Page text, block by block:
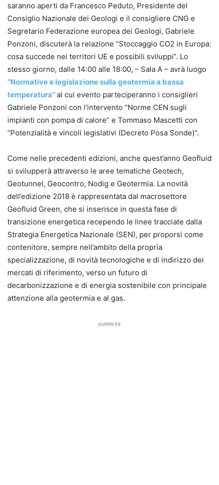
saranno aperti da Francesco Peduto, Presidente del
Consiglio Nazionale dei Geologi e il consigliere CNG e
Segretario Federazione europea dei Geologi, Gabriele
Ponzoni, discuterà la relazione “Stoccaggio CO2 in Europa:
cosa succede nei territori UE e possibili sviluppi”. Lo
stesso giorno, dalle 14:00 alle 18:00, – Sala A – avrà luogo
“Normative e legislazione sulla geotermia a bassa
temperatura”al cui evento parteciperanno i consiglieri
Gabriele Ponzoni con l’intervento “Norme CEN sugli
impianti con pompa di calore” e Tommaso Mascetti con
“Potenzialità e vincoli legislativi (Decreto Posa Sonde)”.
Come nelle precedenti edizioni, anche quest’anno Geofluid
si svilupperà attraverso le aree tematiche Geotech,
Geotunnel, Geocontro, Nodig e Geotermia. La novità
dell’edizione 2018 è rappresentata dal macrosettore
Geofluid Green, che si inserisce in questa fase di
transizione energetica recependo le linee tracciate dalla
Strategia Energetica Nazionale (SEN), per proporsi come
contenitore, sempre nell’ambito della propria
specializzazione, di novità tecnologiche e di indirizzo dei
mercati di riferimento, verso un futuro di
decarbonizzazione e di energia sostenibile con principale
attenzione alla geotermia e al gas.
pubblicità